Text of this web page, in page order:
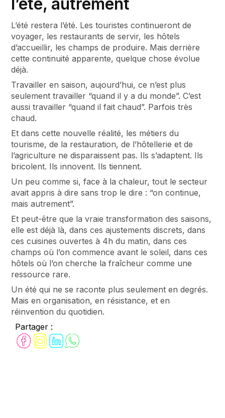
Partager :
L’été restera l’été. Les touristes continueront de
voyager, les restaurants de servir, les hôtels
d’accueillir, les champs de produire. Mais derrière
cette continuité apparente, quelque chose évolue
déjà.
Travailler en saison, aujourd’hui, ce n’est plus
seulement travailler “quand il y a du monde”. C’est
aussi travailler “quand il fait chaud”. Parfois très
chaud.
Et dans cette nouvelle réalité, les métiers du
tourisme, de la restauration, de l’hôtellerie et de
l’agriculture ne disparaissent pas. Ils s’adaptent. Ils
bricolent. Ils innovent. Ils tiennent.
Un peu comme si, face à la chaleur, tout le secteur
avait appris à dire sans trop le dire : “on continue,
mais autrement”.
Et peut-être que la vraie transformation des saisons,
elle est déjà là, dans ces ajustements discrets, dans
ces cuisines ouvertes à 4h du matin, dans ces
champs où l’on commence avant le soleil, dans ces
hôtels où l’on cherche la fraîcheur comme une
ressource rare.
Un été qui ne se raconte plus seulement en degrés.
Mais en organisation, en résistance, et en
réinvention du quotidien.